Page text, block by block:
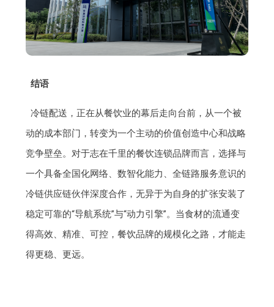
结语
冷链配送，正在从餐饮业的幕后走向台前，从一个被
动的成本部门，转变为一个主动的价值创造中心和战略
竞争壁垒。对于志在千里的餐饮连锁品牌而言，选择与
一个具备全国化网络、数智化能力、全链路服务意识的
冷链供应链伙伴深度合作，无异于为自身的扩张安装了
稳定可靠的“导航系统”与“动力引擎”。当食材的流通变
得高效、精准、可控，餐饮品牌的规模化之路，才能走
得更稳、更远。